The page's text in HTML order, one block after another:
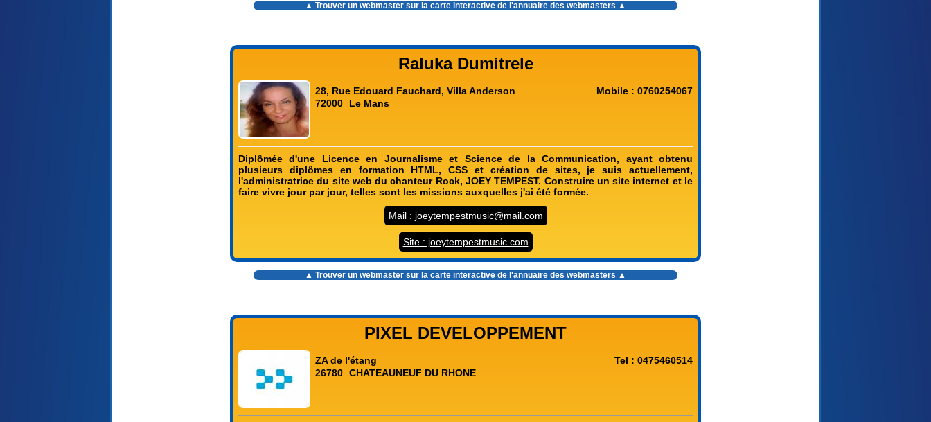
▲ Trouver un webmaster sur la carte interactive de l'annuaire des webmasters ▲
Raluka Dumitrele
28, Rue Edouard Fauchard, Villa Anderson
72000
Le Mans
Mobile : 0760254067
Diplômée d'une Licence en Journalisme et Science de la Communication, ayant obtenu
plusieurs diplômes en formation HTML, CSS et création de sites, je suis actuellement,
l'administratrice du site web du chanteur Rock, JOEY TEMPEST. Construire un site internet et le
faire vivre jour par jour, telles sont les missions auxquelles j'ai été formée.
Mail : joeytempestmusic@mail.com
Site : joeytempestmusic.com
▲ Trouver un webmaster sur la carte interactive de l'annuaire des webmasters ▲
PIXEL DEVELOPPEMENT
ZA de l'étang
26780 CHATEAUNEUF DU RHONE
Tel : 0475460514